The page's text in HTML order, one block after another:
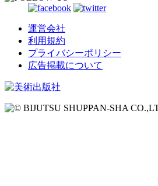
運営会社
利用規約
プライバシーポリシー
広告掲載について